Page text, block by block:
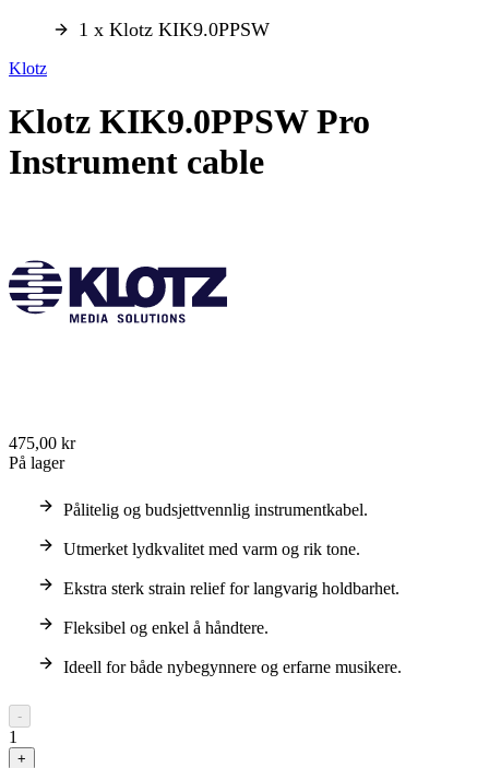
1 x Klotz KIK9.0PPSW
Klotz
Klotz KIK9.0PPSW Pro
Instrument cable
475,00 kr
På lager
Pålitelig og budsjettvennlig instrumentkabel.
Utmerket lydkvalitet med varm og rik tone.
Ekstra sterk strain relief for langvarig holdbarhet.
Fleksibel og enkel å håndtere.
Ideell for både nybegynnere og erfarne musikere.
-
1
+